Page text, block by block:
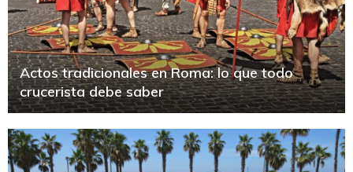
Actos tradicionales en Roma: lo que todo
crucerista debe saber